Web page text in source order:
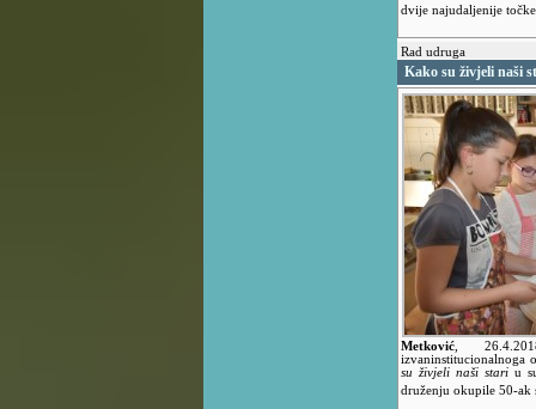
dvije najudaljenije
Rad udruga
Kako su živjeli naši
Metković
izvaninstitucionalnoga
su živjeli naši stariu
druženju okupile 50-